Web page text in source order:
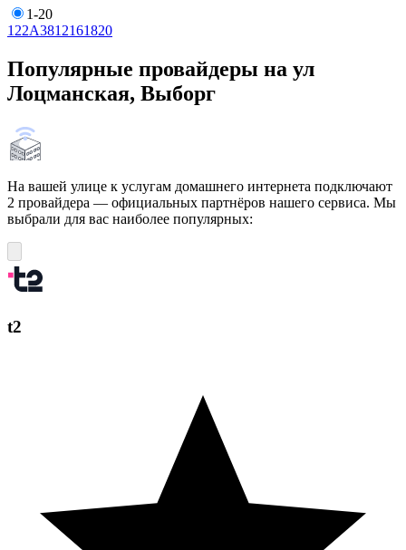
1-20
1 22А3812161820
Популярные провайдеры на ул
Лоцманская, Выборг
На вашей улице к услугам домашнего интернета подключают
2 провайдера — официальных партнёров нашего сервиса. Мы
выбрали для вас наиболее популярных:
t2